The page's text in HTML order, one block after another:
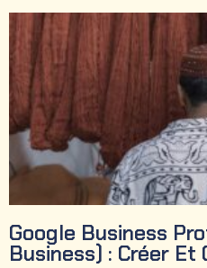
Google Business
Business) : Créer Et